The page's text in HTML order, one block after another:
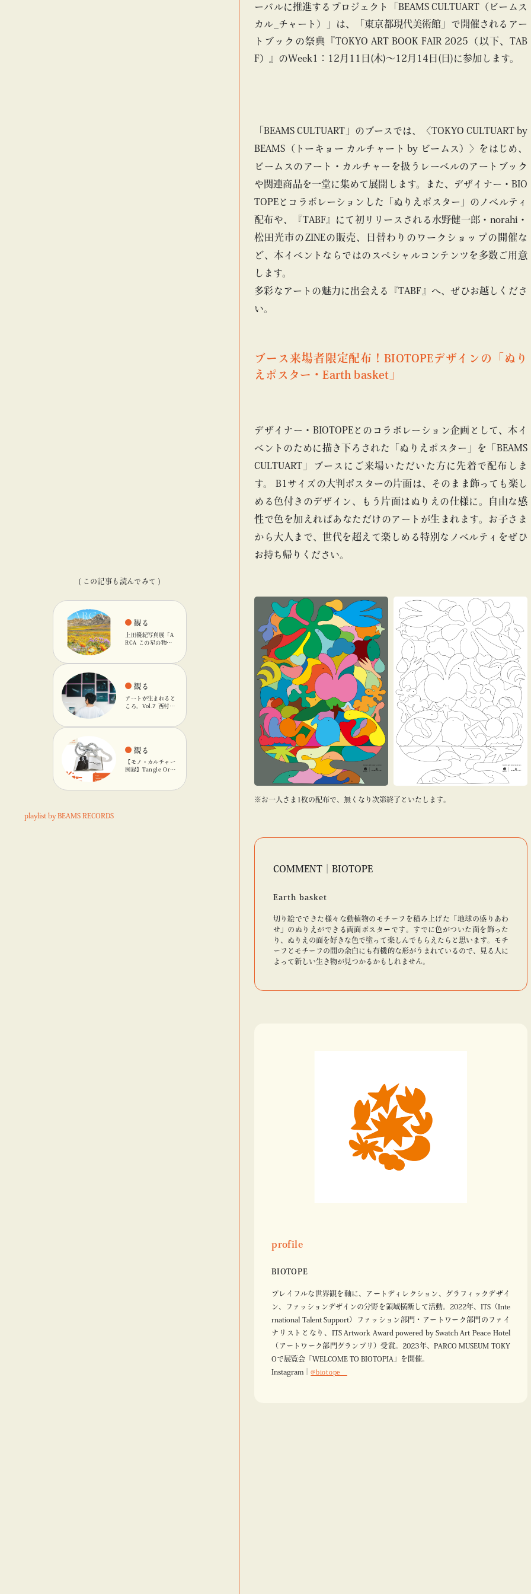
( この記事も読んでみて )
観る
上田優紀写真展「A
RCA この星の物
輪」で開催
観る
アートが生まれると
ころ。Vol.7 西村友
観る
【モノ・カルチャー
図録】Tangle Orig
playlist by BEAMS RECORDS
ーバルに推進するプロジェクト「BEAMS CULTUART（ビームス
カル_チャート）」は、「東京都現代美術館」で開催されるアー
トブックの祭典『TOKYO ART BOOK FAIR 2025（以下、TAB
F）』のWeek1：12月11日(木)〜12月14日(日)に参加します。
「BEAMS CULTUART」のブースでは、〈TOKYO CULTUART by
BEAMS（トーキョー カルチャート by ビームス）〉をはじめ、
ビームスのアート・カルチャーを扱うレーベルのアートブック
や関連商品を一堂に集めて展開します。また、デザイナー・BIO
TOPEとコラボレーションした「ぬりえポスター」のノベルティ
配布や、『TABF』にて初リリースされる水野健一郎・norahi・
松田光市のZINEの販売、日替わりのワークショップの開催な
ど、本イベントならではのスペシャルコンテンツを多数ご用意
します。
多彩なアートの魅力に出会える『TABF』へ、ぜひお越しくださ
い。
ブース来場者限定配布！BIOTOPEデザインの「ぬり
えポスター・Earth basket」
デザイナー・BIOTOPEとのコラボレーション企画として、本イ
ベントのために描き下ろされた「ぬりえポスター」を「BEAMS
CULTUART」ブースにご来場いただいた方に先着で配布しま
す。 B1サイズの大判ポスターの片面は、そのまま飾っても楽し
める色付きのデザイン、もう片面はぬりえの仕様に。自由な感
性で色を加えればあなただけのアートが生まれます。お子さま
から大人まで、世代を超えて楽しめる特別なノベルティをぜひ
お持ち帰りください。
※お一人さま1枚の配布で、無くなり次第終了といたします。
COMMENT｜BIOTOPE
Earth basket
切り絵でできた様々な動植物のモチーフを積み上げた「地球の盛りあわ
せ」のぬりえができる両面ポスターです。すでに色がついた面を飾った
り、ぬりえの面を好きな色で塗って楽しんでもらえたらと思います。モチ
ーフとモチーフの間の余白にも有機的な形がうまれているので、見る人に
よって新しい生き物が見つかるかもしれません。
profile
BIOTOPE
プレイフルな世界観を軸に、アートディレクション、グラフィックデザイ
ン、ファッションデザインの分野を領域横断して活動。2022年、ITS（Inte
rnational Talent Support）ファッション部門・アートワーク部門のファイ
ナリストとなり、ITS Artwork Award powered by Swatch Art Peace Hotel
（アートワーク部門グランプリ）受賞。2023年、PARCO MUSEUM TOKY
Oで展覧会「WELCOME TO BIOTOPIA」を開催。
Instagram｜@biotope__